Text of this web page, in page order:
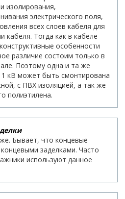
изолирования,
электрического поля,
всех слоев кабеля для
кабеля. Тогда как в кабеле
особенности
различие состоим только в
Поэтому одна и та же
кВ может быть смонтирована
с ПВХ изоляцией, а так же
полиэтилена.
Бывает, что концевые
заделками. Часто
используют данное